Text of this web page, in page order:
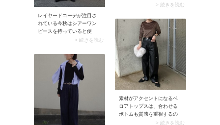
ったり。スナップではゆと
ジャンプスーツにキャップ
＆スニーカーでカジュアル
に味付け。こんなムードで
まとめれば、脚出しコーデ
も抵抗なく挑戦できそうで
す。
> 続きを読む
レイヤードコーデが注目さ
れている今秋はシアーワン
ピースを持っていると便
利。ベーシックなワンツー
スを重ねるだけで一気に華
やかなスタイルにシフト。
パンツと重ね着するバラン
スも今の気分にぴったりで
> 続きを読む
素材がアクセントになるベ
ロアトップスは、合わせる
ボトムも質感を重視するの
が気分。エッジィなツヤが
> 続きを読む